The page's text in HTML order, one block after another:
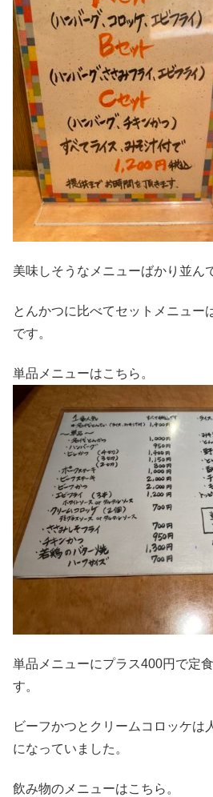
美味しそうなメニューばかり並ん
とんかつに比べてセットメニュー
です。
単品メニューはこちら。
単品メニューにプラス400円で定
す。
ビーフかつとクリームコロッケは
になっていました。
飲み物のメニューはこちら。